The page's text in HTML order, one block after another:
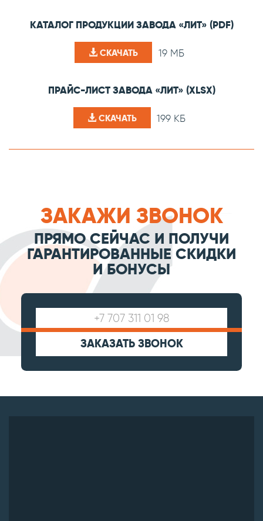
КАТАЛОГ ПРОДУКЦИИ ЗАВОДА «ЛИТ» (PDF)
СКАЧАТЬ 19 МБ
ПРАЙС-ЛИСТ ЗАВОДА «ЛИТ» (XLSX)
СКАЧАТЬ 199 КБ
ЗАКАЖИ ЗВОНОК
ПРЯМО СЕЙЧАС И ПОЛУЧИ
ГАРАНТИРОВАННЫЕ СКИДКИ
И БОНУСЫ
ЗАКАЗАТЬ ЗВОНОК